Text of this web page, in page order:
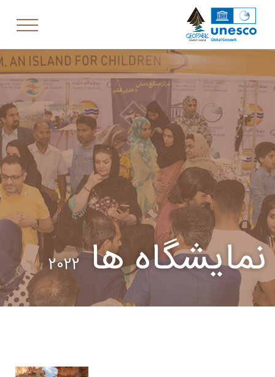
نمایشگاه ها2022